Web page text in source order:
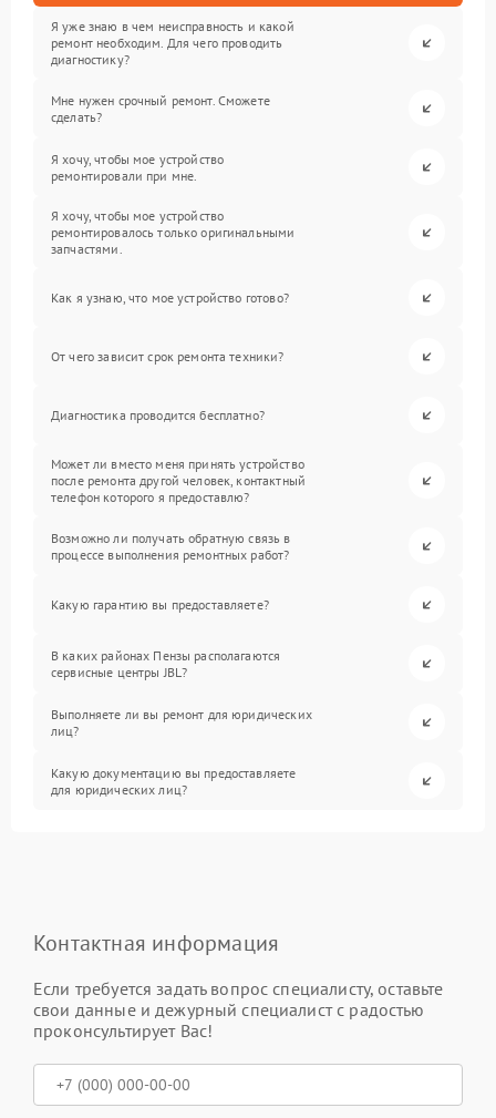
Я уже знаю в чем неисправность и какой
ремонт необходим. Для чего проводить
диагностику?
Мне нужен срочный ремонт. Сможете
сделать?
Я хочу, чтобы мое устройство
ремонтировали при мне.
Я хочу, чтобы мое устройство
ремонтировалось только оригинальными
запчастями.
Как я узнаю, что мое устройство готово?
От чего зависит срок ремонта техники?
Диагностика проводится бесплатно?
Может ли вместо меня принять устройство
после ремонта другой человек, контактный
телефон которого я предоставлю?
Возможно ли получать обратную связь в
процессе выполнения ремонтных работ?
Какую гарантию вы предоставляете?
В каких районах Пензы располагаются
сервисные центры JBL?
Выполняете ли вы ремонт для юридических
лиц?
Какую документацию вы предоставляете
для юридических лиц?
Контактная информация
Если требуется задать вопрос специалисту, оставьте
свои данные и дежурный специалист с радостью
проконсультирует Вас!